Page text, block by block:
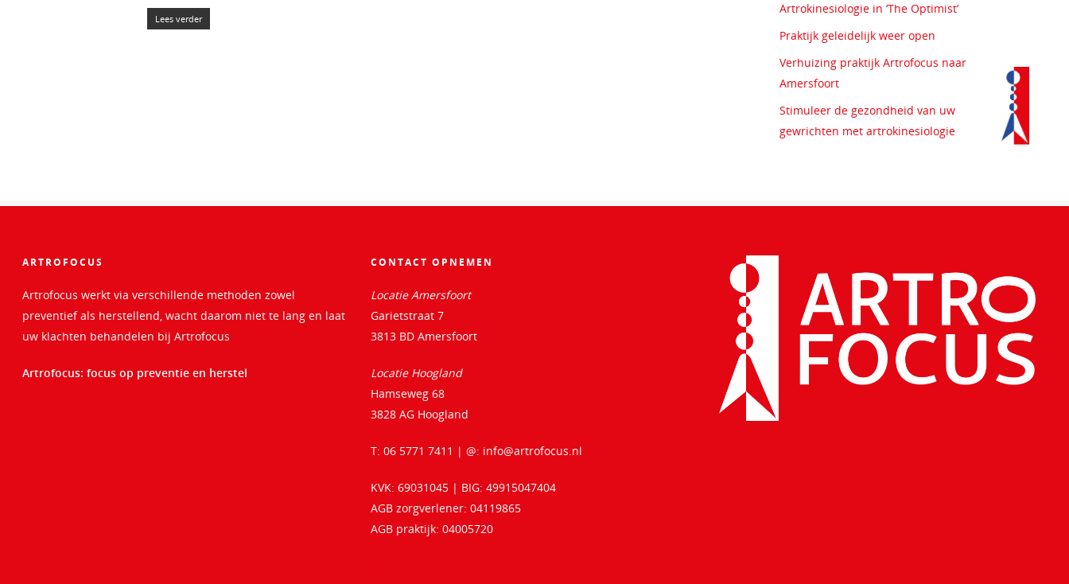
Lees verder
Artrokinesiologie in ‘The Optimist’
Praktijk geleidelijk weer open
Verhuizing praktijk Artrofocus naar
Amersfoort
Stimuleer de gezondheid van uw
gewrichten met artrokinesiologie
ARTROFOCUS
Artrofocus werkt via verschillende methoden zowel
preventief als herstellend, wacht daarom niet te lang en laat
uw klachten behandelen bij Artrofocus
Artrofocus: focus op preventie en herstel
CONTACT OPNEMEN
Locatie Amersfoort
Garietstraat 7
3813 BD Amersfoort
Locatie Hoogland
Hamseweg 68
3828 AG Hoogland
T: 06 5771 7411 | @: info@artrofocus.nl
KVK: 69031045 | BIG: 49915047404
AGB zorgverlener: 04119865
AGB praktijk: 04005720